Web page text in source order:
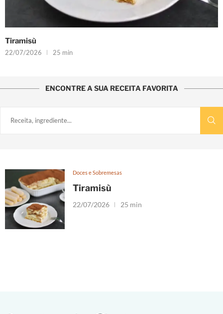
Tiramisù
22/07/2026 25 min
ENCONTRE A SUA RECEITA FAVORITA
Doces e Sobremesas
Tiramisù
22/07/2026 25 min